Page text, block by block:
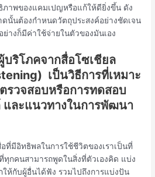
ภาพของแคมเปญหรือแก้ให้ดียิ่งขึ้น ดัง
นั้นต้องกำหนดวัตถุประสงค์อย่างชัดเจน
ย่างก็มีค่าใช้จ่ายในตัวของมันเอง
บริโภคจากสื่อโซเชียล
เป็นวิธีการที่เหมาะ
รวจสอบหรือการทดสอบ
ละแนวทางในการพัฒนา
ที่มีอิทธิพลในการใช้ชีวิตของเราเป็นที่
ทุกคนสามารถพูดในสิ่งที่ตัวเองคิด แบ่ง
ให้กับผู้อื่นได้ฟัง รวมไปถึงการแบ่งปัน